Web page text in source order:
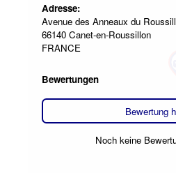
Adresse:
Avenue des Anneaux du
66140 Canet-en-Roussillon
FRANCE
Bewertungen
Bewertung
Noch keine